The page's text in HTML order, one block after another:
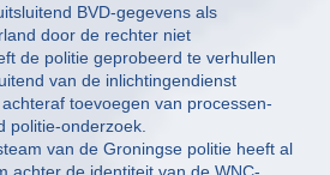
BVD-gegevens als
door de rechter niet
de politie geprobeerd te verhullen
van de inlichtingendienst
toevoegen van processen-
politie-onderzoek.
van de Groningse politie heeft al
achter de identiteit van de WNC-